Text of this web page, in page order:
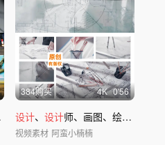
384购买 4K 0'56
设计、 设计师、画图、绘图、意境
视频素材 阿蛮小楠楠